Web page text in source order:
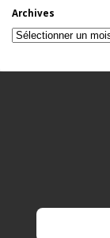
Archives
Archives